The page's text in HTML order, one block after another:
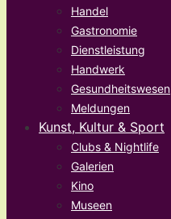
Handel
Gastronomie
Dienstleistung
Handwerk
Gesundheitswesen
Meldungen
Kunst, Kultur & Sport
Clubs & Nightlife
Galerien
Kino
Museen